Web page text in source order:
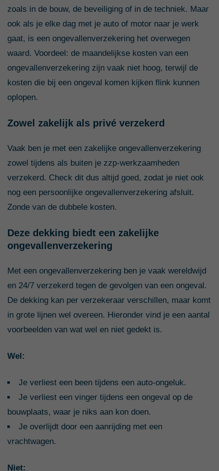
zoals in de bouw, de beveiliging of in de techniek. Maar
ook als je elke dag met je auto of motor naar je werk
gaat, is een ongevallenverzekering het overwegen
waard. Voordeel: de maandelijkse kosten van een
ongevallenverzekering zijn vaak niet hoog, terwijl de
kosten die bij een ongeval komen kijken flink kunnen
oplopen.
Zowel zakelijk als privé verzekerd
Vaak ben je met een zakelijke ongevallenverzekering
zowel tijdens als buiten je zzp-werkzaamheden
verzekerd. Check dit dus altijd goed, zodat je niet ook
nog een persoonlijke ongevallenverzekering afsluit.
Zonde van de dubbele kosten.
Deze dekking biedt een zakelijke
ongevallenverzekering
Met een ongevallenverzekering ben je vaak wereldwijd
en 24/7 verzekerd tegen de gevolgen van een ongeval.
De dekking kan per verzekeraar verschillen, maar komt
in grote lijnen wel overeen. Hieronder vind je een aantal
voorbeelden van wat wel en niet gedekt is.
Wel:
Je verliest een been tijdens een auto-ongeluk.
Je verliest een vinger tijdens een ongeval op de
bouwplaats, waar je niks aan kon doen.
Je overlijdt door een aanrijding met een
vrachtwagen.
Niet: